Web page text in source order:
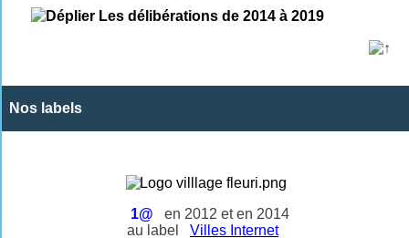
Les délibérations de 2014 à 2019
Nos labels
1@
en 2012 et en 2014
au label
Villes Internet